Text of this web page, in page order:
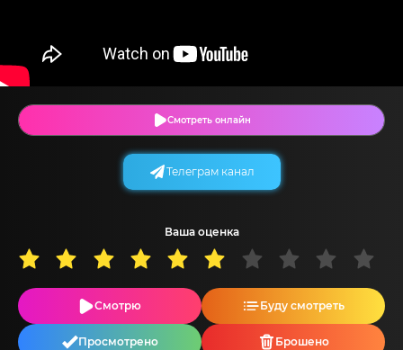
Смотреть онлайн
Ваша оценка
Смотрю Буду смотреть
Просмотрено Брошено
Телеграм канал